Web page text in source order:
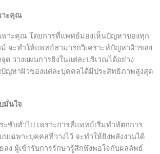
าะคุณ
พาะคุณ โดยการที่แพทย์มองเห็นปัญหาของทุก
จะทำให้แพทย์สามารถวิเคราะห์ปัญหาผิวของ
ด วางแผนการยิงในแต่ละบริเวณได้อย่าง
ญหาผิวของแต่ละบุคคลได้มีประสิทธิภาพสูงสุด
มั่นใจ
ะชับทั่วไป เพราะการที่แพทย์เริ่มทำหัตถการ
เฉพาะบุคคลที่วางไว้ จะทำให้ยิงพลังงานได้
ลง ผู้เข้ารับการรักษารู้สึกพึงพอใจกับผลลัพธ์